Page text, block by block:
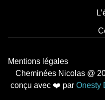
Cheminées Nicolas @
conçu avec ︎‬‬❤️ par Onesty
Mentions légales